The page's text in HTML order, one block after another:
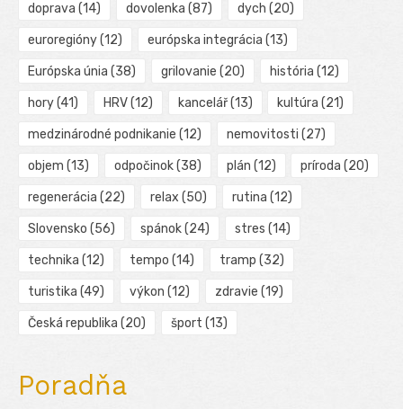
doprava (14) dovolenka (87) dych (20)
euroregióny(12) európska integrácia (13)
Európska únia (38) grilovanie (20) história (12)
hory(41) HRV(12) kancelář(13) kultúra (21)
medzinárodné podnikanie (12) nemovitosti (27)
objem (13) odpočinok(38) plán (12) príroda (20)
regenerácia (22) relax (50) rutina (12)
Slovensko (56) spánok(24) stres (14)
technika (12) tempo (14) tramp (32)
turistika (49) výkon (12) zdravie (19)
Česká republika (20) šport (13)
Poradňa